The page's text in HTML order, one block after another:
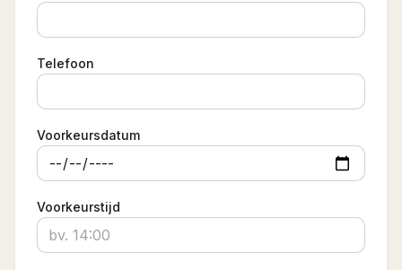
Telefoon
Voorkeursdatum
Voorkeurstijd